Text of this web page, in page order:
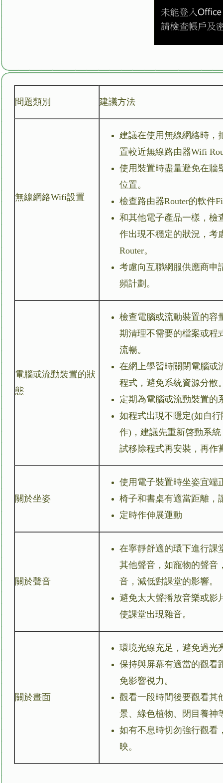
問題類別 建議方法
無線網絡Wifi設置
建議在使用無線網絡時，
置較近無線路由器Wifi
使用裝置時盡量避免在牆
位置。
檢查路由器Router的軟件
和其他電子產品一樣，檢
作出現不穩定的狀況，考
Router。
考慮向互聯網服供應商申
頻計劃。
電腦或流動裝置的狀
態
檢查電腦或流動裝置的容
期清理不需要的檔案或程
流暢。
在網上學習時關閉電腦或
程式，避免系統資源分散
定期為電腦或流動裝置的
如程式出現不隱定(如自
作)，建議先重新啓動系
試移除程式再安裝，再作
關於坐姿
使用電子裝置時坐姿宜端
椅子和書桌有適當距離，
定時作伸展運動
關於聲音
在寧靜舒適的環下進行課
其他聲音，如寵物的聲音
音，減低對課堂的影響。
避免太大聲播放音樂或影
使課堂出現雜音。
關於畫面
環境光線充足，避免過光
保持與屏幕有適當的觀看
免影響視力。
觀看一段時間後要觀看其
景、綠色植物、閉目養神
如有不息時切勿強行觀看
映。